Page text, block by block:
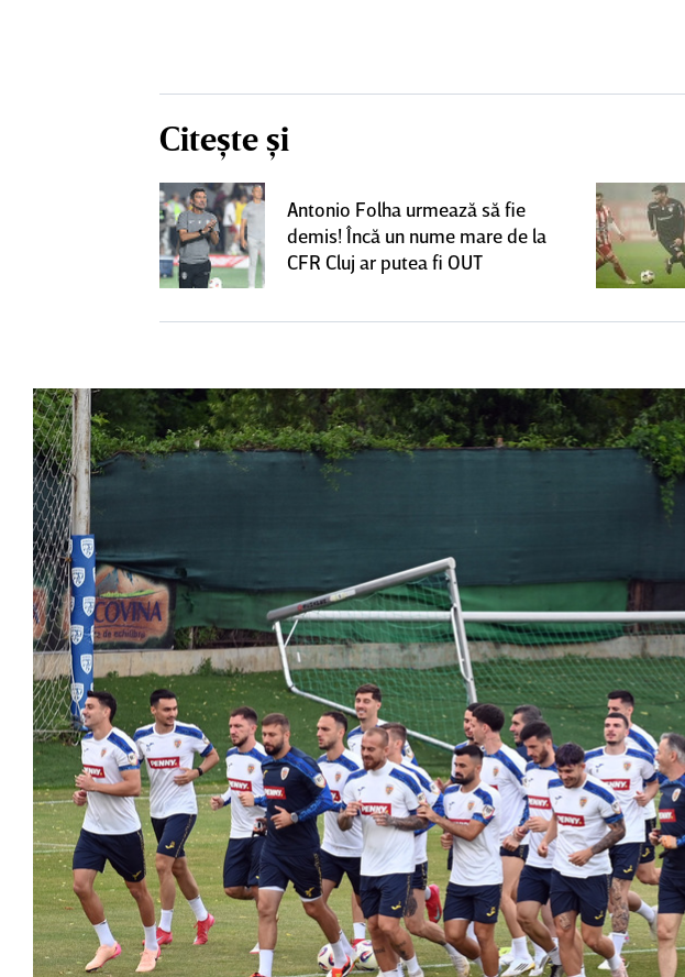
Citește și
Antonio Folha urmează să fie
demis! Încă un nume mare de la
CFR Cluj ar putea fi OUT